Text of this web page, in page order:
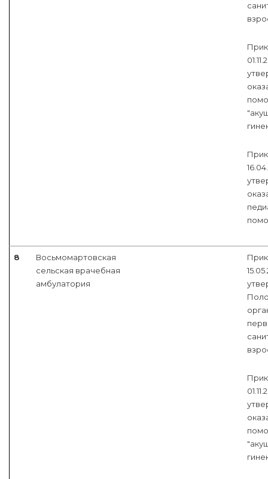
8
Восьмомартовская
сельская врачебная
амбулатория